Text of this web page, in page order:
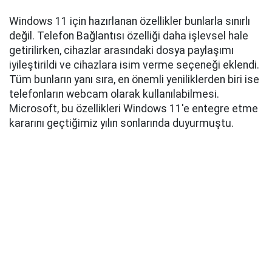
Windows 11 için hazırlanan özellikler bunlarla sınırlı
değil. Telefon Bağlantısı özelliği daha işlevsel hale
getirilirken, cihazlar arasındaki dosya paylaşımı
iyileştirildi ve cihazlara isim verme seçeneği eklendi.
Tüm bunların yanı sıra, en önemli yeniliklerden biri ise
telefonların webcam olarak kullanılabilmesi.
Microsoft, bu özellikleri Windows 11'e entegre etme
kararını geçtiğimiz yılın sonlarında duyurmuştu.